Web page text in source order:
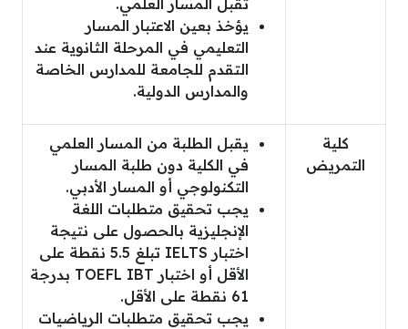
يؤخذ بعين الاعتبار المسار
التعليمي في المرحلة الثانوية عند
التقدم للجامعة للمدارس الخاصة
والمدارس الدولية.
كلية
التمريض
يقبل الطلبة من المسار العلمي
في الكلية دون طلبة المسار
التكنولوجي أو المسار الأدبي.
يجب تحقيق متطلبات اللغة
الإنجليزية بالحصول على نتيجة
اختبار IELTS تبلغ 5.5 نقطة على
الأقل أو اختبار TOEFL IBT بدرجة
61 نقطة على الأقل.
يجب تحقيق متطلبات الرياضيات